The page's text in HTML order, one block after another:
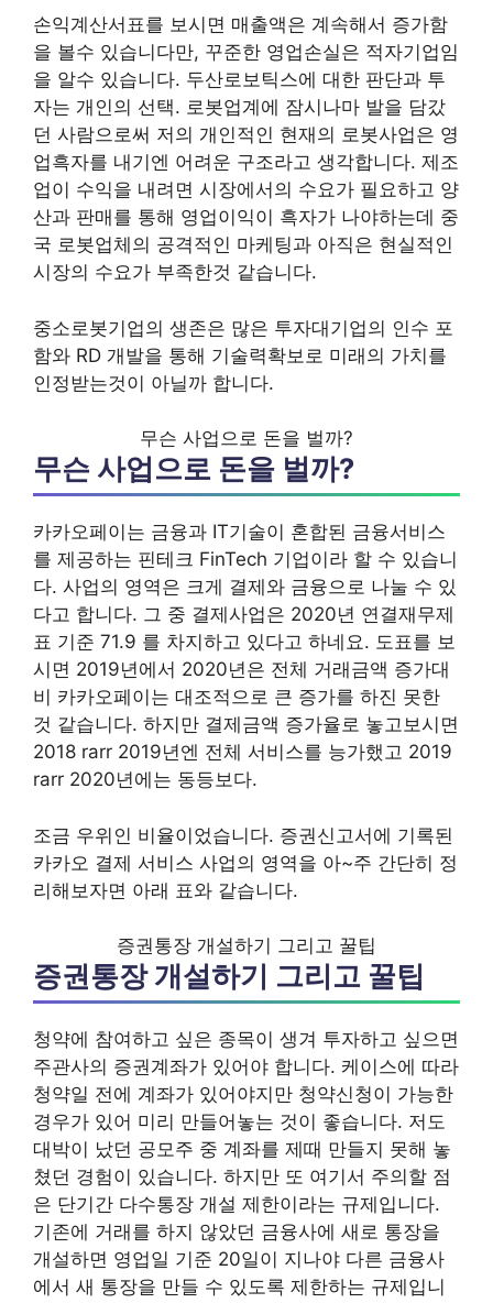
손익계산서표를 보시면 매출액은 계속해서 증가함
을 볼수 있습니다만, 꾸준한 영업손실은 적자기업임
을 알수 있습니다. 두산로보틱스에 대한 판단과 투
자는 개인의 선택. 로봇업계에 잠시나마 발을 담갔
던 사람으로써 저의 개인적인 현재의 로봇사업은 영
업흑자를 내기엔 어려운 구조라고 생각합니다. 제조
업이 수익을 내려면 시장에서의 수요가 필요하고 양
산과 판매를 통해 영업이익이 흑자가 나야하는데 중
국 로봇업체의 공격적인 마케팅과 아직은 현실적인
시장의 수요가 부족한것 같습니다.
중소로봇기업의 생존은 많은 투자대기업의 인수 포
함와 RD 개발을 통해 기술력확보로 미래의 가치를
인정받는것이 아닐까 합니다.
무슨 사업으로 돈을 벌까?
무슨 사업으로 돈을 벌까?
카카오페이는 금융과 IT기술이 혼합된 금융서비스
를 제공하는 핀테크 FinTech 기업이라 할 수 있습니
다. 사업의 영역은 크게 결제와 금융으로 나눌 수 있
다고 합니다. 그 중 결제사업은 2020년 연결재무제
표 기준 71.9 를 차지하고 있다고 하네요. 도표를 보
시면 2019년에서 2020년은 전체 거래금액 증가대
비 카카오페이는 대조적으로 큰 증가를 하진 못한
것 같습니다. 하지만 결제금액 증가율로 놓고보시면
2018 rarr 2019년엔 전체 서비스를 능가했고 2019
rarr 2020년에는 동등보다.
조금 우위인 비율이었습니다. 증권신고서에 기록된
카카오 결제 서비스 사업의 영역을 아~주 간단히 정
리해보자면 아래 표와 같습니다.
증권통장 개설하기 그리고 꿀팁
증권통장 개설하기 그리고 꿀팁
청약에 참여하고 싶은 종목이 생겨 투자하고 싶으면
주관사의 증권계좌가 있어야 합니다. 케이스에 따라
청약일 전에 계좌가 있어야지만 청약신청이 가능한
경우가 있어 미리 만들어놓는 것이 좋습니다. 저도
대박이 났던 공모주 중 계좌를 제때 만들지 못해 놓
쳤던 경험이 있습니다. 하지만 또 여기서 주의할 점
은 단기간 다수통장 개설 제한이라는 규제입니다.
기존에 거래를 하지 않았던 금융사에 새로 통장을
개설하면 영업일 기준 20일이 지나야 다른 금융사
에서 새 통장을 만들 수 있도록 제한하는 규제입니